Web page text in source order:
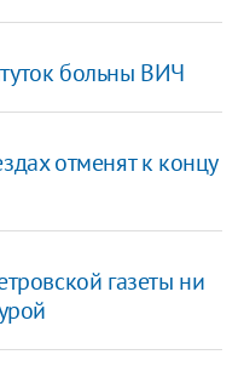
больны ВИЧ
отменят к концу
газеты ни